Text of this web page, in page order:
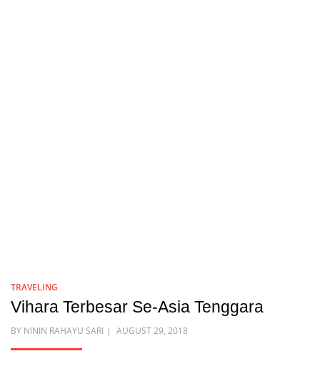
TRAVELING
Vihara Terbesar Se-Asia Tenggara
BY NININ RAHAYU SARI
POSTED
AUGUST 29, 2018